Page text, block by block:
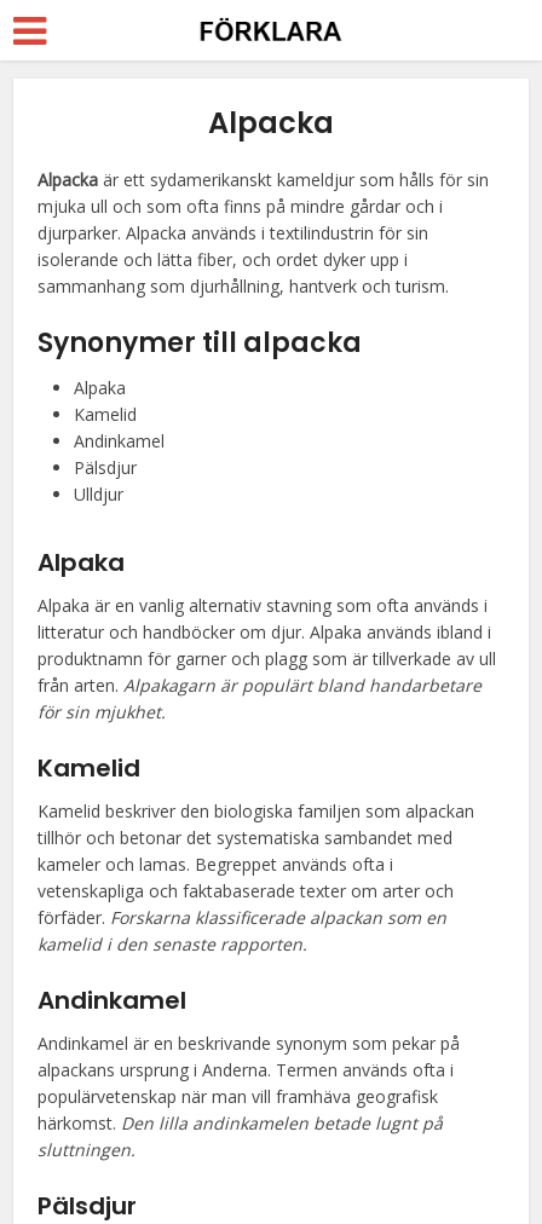
Alpacka
Alpacka är ett sydamerikanskt kameldjur som hålls för sin
mjuka ull och som ofta finns på mindre gårdar och i
djurparker. Alpacka används i textilindustrin för sin
isolerande och lätta fiber, och ordet dyker upp i
sammanhang som djurhållning, hantverk och turism.
Synonymer till alpacka
Alpaka
Kamelid
Andinkamel
Pälsdjur
Ulldjur
Alpaka
Alpaka är en vanlig alternativ stavning som ofta används i
litteratur och handböcker om djur. Alpaka används ibland i
produktnamn för garner och plagg som är tillverkade av ull
från arten.Alpakagarn är populärt bland handarbetare
för sin mjukhet.
Kamelid
Kamelid beskriver den biologiska familjen som alpackan
tillhör och betonar det systematiska sambandet med
kameler och lamas. Begreppet används ofta i
vetenskapliga och faktabaserade texter om arter och
förfäder. Forskarna klassificerade alpackan som en
kamelid i den senaste rapporten.
Andinkamel
Andinkamel är en beskrivande synonym som pekar på
alpackans ursprung i Anderna. Termen används ofta i
populärvetenskap när man vill framhäva geografisk
härkomst. Den lilla andinkamelen betade lugnt på
sluttningen.
Pälsdjur